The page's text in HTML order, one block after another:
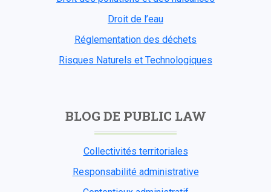
Droit de l’eau
Réglementation des déchets
Risques Naturels et Technologiques
BLOG DE PUBLIC LAW
Collectivités territoriales
Responsabilité administrative